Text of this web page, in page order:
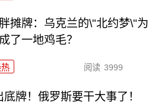
摊牌：乌克兰的\"北约梦\"为
了一地鸡毛？
阅读 3999
牌！俄罗斯要干大事了！